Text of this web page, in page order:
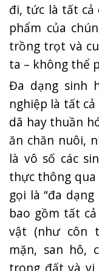
đi, tức là tất
phẩm của
trồng trọt và
ta – không thể
Đa dạng sinh
nghiệp là tất
dã hay thuần
ăn chăn nuôi,
là vô số các
thực thông qua
gọi là “đa
bao gồm tất
vật (như côn
mặn, san hô,
trong đất và vi